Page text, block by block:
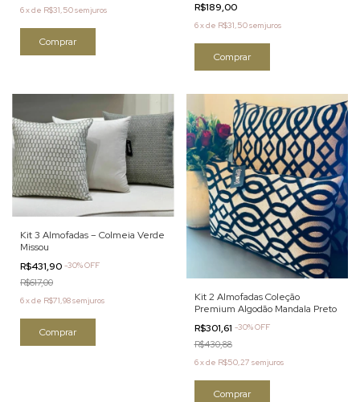
6xde R$31,50sem juros
R$189,00
6xde R$31,50sem juros
Kit 3 Almofadas – Colmeia Verde
Missou
R$431,90 -30%OFF
R$617,00
6xde R$71,98sem juros
Comprar
Kit 2 Almofadas Coleção
Premium Algodão Mandala Preto
R$301,61 -30%OFF
R$430,88
6xde R$50,27 sem juros
Comprar